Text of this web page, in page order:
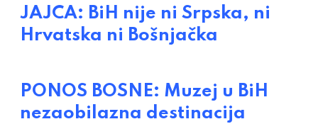
JAJCA: BiH nije ni Srpska, ni
Hrvatska ni Bošnjačka
PONOS BOSNE: Muzej u BiH
nezaobilazna destinacija